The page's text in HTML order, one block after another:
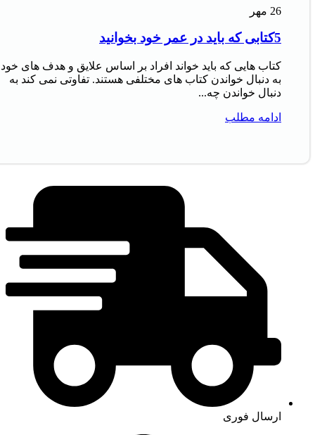
26 مهر
5کتابی که باید در عمر خود بخوانید
کتاب‌ هایی که باید خواند افراد بر اساس علایق و هدف‌ های خود
به دنبال خواندن کتاب‌ های مختلفی هستند. تفاوتی نمی‌ کند به
دنبال خواندن چه...
ادامه مطلب
ارسال فوری